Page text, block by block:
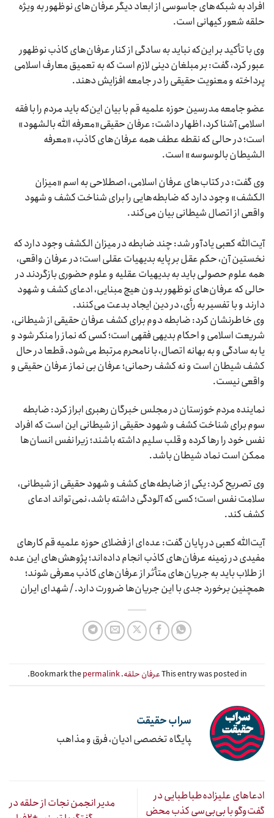
افراد به شبکه‌های جاسوسی از ابعاد دیگر عرفان‌های نوظهور به ویژه
حلقه شعور کیهانی است.
وی با تأکید بر این‌که نباید به سادگی از کنار عرفان‌های کاذب نوظهور
عبور کرد، گفت: بر مبلغان دینی لازم است که به تعمیق معارف اسلامی
پرداخته و معنویت حقیقی را در جامعه افزایش دهند.
عضو جامعه مدرسین حوزه علمیه قم با بیان این‌که باید مردم را با فقه
اسلامی آشنا کرد، اظهار داشت: عرفان حقیقی«معرفه الله بالشهود»
است؛ در حالی که نقطه عطف همه عرفان‌های کاذب، «معرفه
الشیطان بالوسوسه» است.
وی گفت: در کتاب‌های عرفان اسلامی، اصطلاحی به اسم «میزان
الکشف» وجود دارد که ضابطه‌هایی را برای شناخت کشف و شهود
واقعی از اتصال شیطانی بیان می‌کند.
آیت‌الله کعبی یادآور شد: چند ضابطه در میزان الکشف وجود دارد که
نخستین آن، حکم عقل بر پایه بدیهیات عقلی است؛ در عرفان واقعی،
همه علوم حصولی باید به بدیهیات عقلیه و علوم حضوری بازگردند در
حالی که عرفان‌های نوظهور بدون هیچ مبنایی، ادعای کشف و شهود
دارند و با تفسیر به رأی، در دین ایجاد بدعت می‌کنند.
وی خاطرنشان کرد: ضابطه دوم برای کشف عرفان حقیقی از شیطانی،
شریعت اسلامی و احکام بدیهی فقهی است؛ کسی که نماز را منکر شود و
یا به سادگی و به بهانه اتصال، با نامحرم مرتبط می‌شود، قطعا در حال
کشف شیطان است و نه کشف رحمانی؛ عرفان بی نماز عرفان حقیقی و
واقعی نیست.
نماینده مردم خوزستان در مجلس خبرگان رهبری ابراز کرد: ضابطه
سوم برای شناخت کشف و شهود حقیقی از شیطانی این است که افراد
نفس خود را رها کرده و قلب سلیم داشته باشند؛ زیرا نفس انسان‌ها
ممکن است نماد شیطان باشد.
وی تصریح کرد: یکی از ضابطه‌های کشف و شهود حقیقی از شیطانی،
سلامت نفس است؛ کسی که آلودگی داشته باشد، نمی‌تواند ادعای
کشف کند.
آیت‌الله کعبی در پایان گفت: عده‌ای از فضلای حوزه علمیه قم کارهای
مفیدی در زمینه عرفان‌های کاذب انجام داده‌اند؛ پژوهش‌های این عده
از طلاب باید به جریان‌های متأثر از عرفان‌های کاذب معرفی شوند؛
همچنین برخورد جدی با این جریان‌ها ضرورت دارد. / شهدای ایران
This entry was posted inعرفان حلقه. Bookmark the
permalink
.
سراب حقیقت
‍پایگاه تخصصی ادیان، فرق و مذاهب
ادعاهای علیزاده‌طباطبایی در
گفت‌وگو با بی‌بی‌سی کذب محض
مدیر انجمن نجات از حلقه در